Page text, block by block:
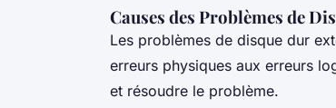
Causes des Problèmes de
Les problèmes de disque dur
erreurs physiques aux erreurs
et résoudre le problème.